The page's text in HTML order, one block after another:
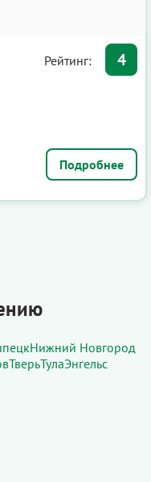
Рейтинг: 4
Подробнее
Нижний Новгород
ТверьТулаЭнгельс